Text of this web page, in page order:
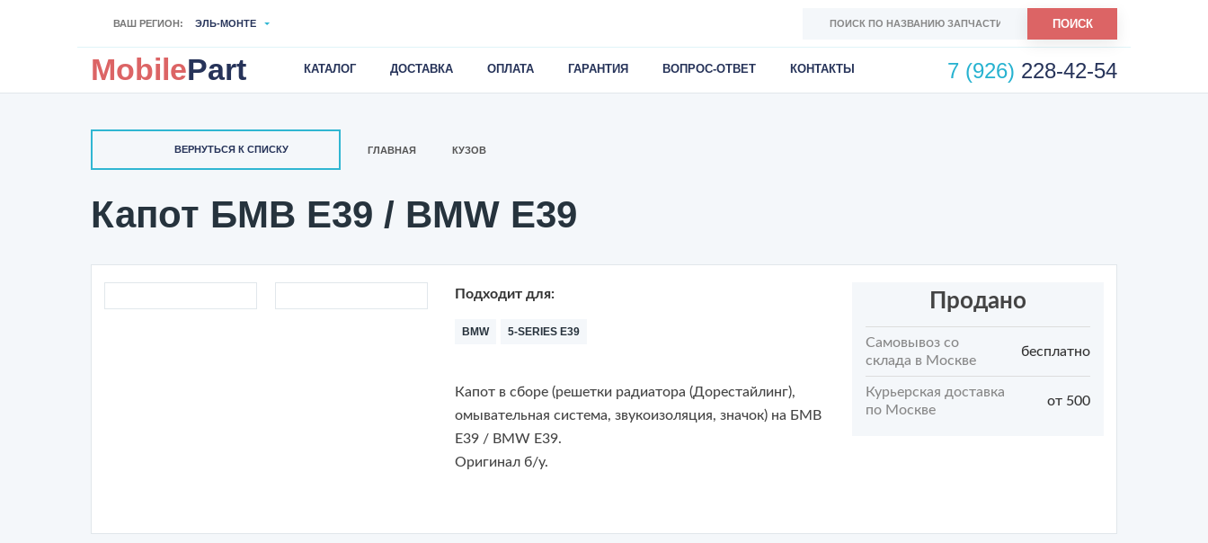
ВАШ РЕГИОН: ЭЛЬ-МОНТЕ ПОИСК
MobilePart КАТАЛОГ ДОСТАВКА ОПЛАТА ГАРАНТИЯ ВОПРОС-ОТВЕТ КОНТАКТЫ 7 (926) 228-42-54
ВЕРНУТЬСЯ К СПИСКУ ГЛАВНАЯ КУЗОВ
Капот БМВ Е39 / BMW E39
Подходит для:
BMW 5-SERIES E39
Капот в сборе (решетки радиатора (Дорестайлинг),
омывательная система, звукоизоляция, значок) на БМВ
Е39 / BMW E39.
Оригинал б/у.
Продано
Самовывоз со
склада в Москве
бесплатно
Курьерская доставка
по Москве
от 500